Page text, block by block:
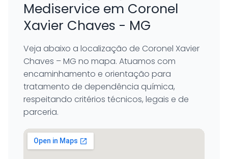
Mediservice em Coronel
Xavier Chaves - MG
Veja abaixo a localização de Coronel Xavier
Chaves – MG no mapa. Atuamos com
encaminhamento e orientação para
tratamento de dependência química,
respeitando critérios técnicos, legais e de
parceria.